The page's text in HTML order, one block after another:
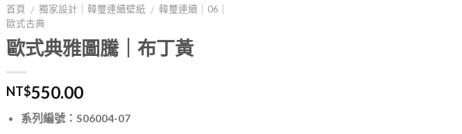
首頁 / 獨家設計｜韓璽連續壁紙 / 韓璽連續｜06｜
歐式古典
歐式典雅圖騰｜布丁黃
NT$550.00
系列編號：S06004-07